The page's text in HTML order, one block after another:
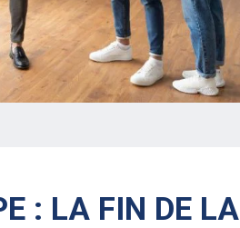
: LA FIN DE LA